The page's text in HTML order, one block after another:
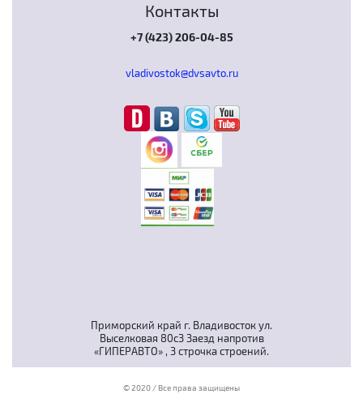
Приморский край г. Владивосток ул.
Выселковая 80с3 Заезд напротив
«ГИПЕРАВТО» , 3 строчка строений.
© 2020 / Все права защищены
Контакты
+7 (423) 206-04-85
vladivostok@dvsavto.ru